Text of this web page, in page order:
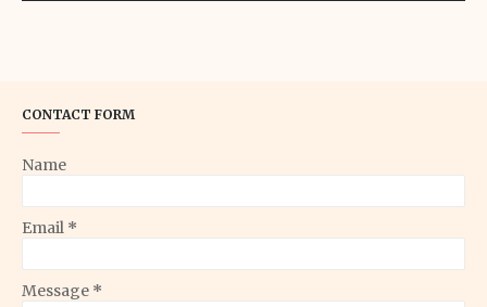
CONTACT FORM
Name
Email *
Message *